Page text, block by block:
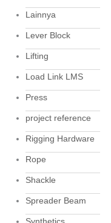
Lainnya
Lever Block
Lifting
Load Link LMS
Press
project reference
Rigging Hardware
Rope
Shackle
Spreader Beam